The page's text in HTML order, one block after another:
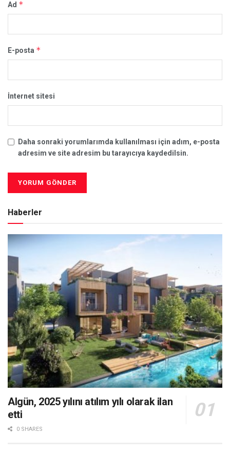
Ad *
E-posta *
İnternet sitesi
Daha sonraki yorumlarımda kullanılması için adım, e-posta
adresim ve site adresim bu tarayıcıya kaydedilsin.
Haberler
Algün, 2025 yılını atılım yılı olarak ilan
etti
0 SHARES